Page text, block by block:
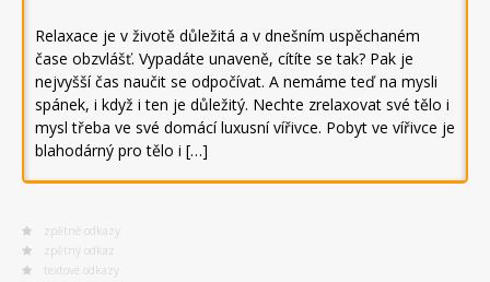
Relaxace je v životě důležitá a v dnešním uspěchaném
čase obzvlášť. Vypadáte unaveně, cítíte se tak? Pak je
nejvyšší čas naučit se odpočívat. A nemáme teď na mysli
spánek, i když i ten je důležitý. Nechte zrelaxovat své tělo i
mysl třeba ve své domácí luxusní vířivce. Pobyt ve vířivce je
blahodárný pro tělo i […]
zpětné odkazy
zpětný odkaz
textové odkazy